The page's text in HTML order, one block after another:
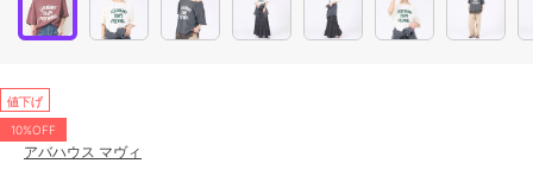
値下げ
10%OFF
アバハウス マヴィ